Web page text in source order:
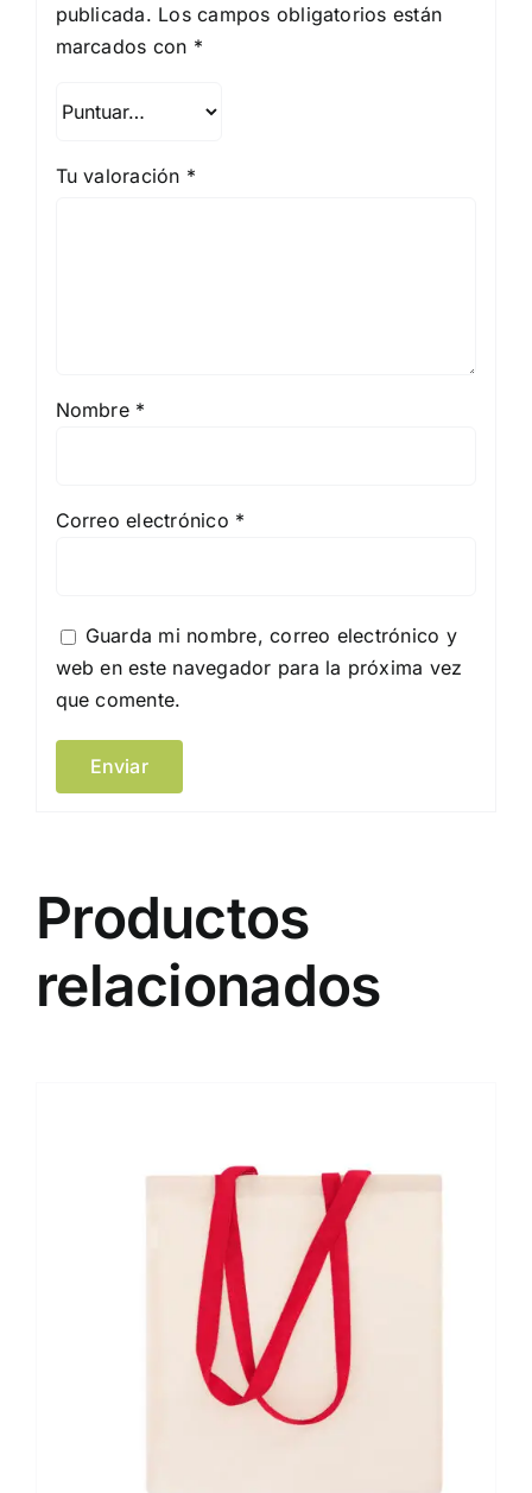
publicada. Los campos obligatorios están
marcados con *
Tu valoración *
Nombre *
Correo electrónico *
Guarda mi nombre, correo electrónico y
web en este navegador para la próxima vez
que comente.
Productos
relacionados